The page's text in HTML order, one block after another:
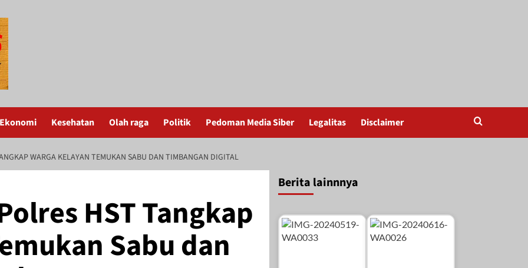
Ekonomi Kesehatan Olah raga Politik Pedoman Media Siber Legalitas Disclaimer
WARGA KELAYAN TEMUKAN SABU DAN TIMBANGAN DIGITAL
HST Tangkap
Sabu dan
Berita lainnnya